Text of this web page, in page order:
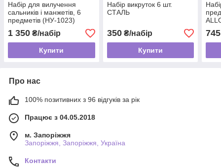
Набір для вилучення
сальників і манжетів, 6
предметів (НУ-1023)
1 350 ₴/набір
Купити
Набір викруток 6 шт.
СТАЛЬ
350₴/набір
Купити
745
Про нас
100% позитивних з 96 відгуків за рік
Працює з 04.05.2018
м. Запоріжжя
Запоріжжя, Запоріжжя, Україна
Контакти